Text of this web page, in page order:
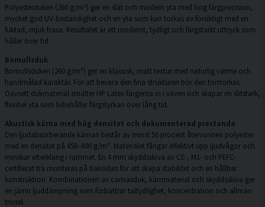
Polyesterduken (260 g/m²) ger en slät och modern yta med hög färgprecision,
mycket god UV-beständighet och en yta som kan torkas av försiktigt med en
fuktad, mjuk trasa. Resultatet är ett modernt, tydligt och färgstarkt uttryck som
håller över tid.
Bomullsduk
Bomullsduken (260 g/m²) ger en klassisk, matt textur med naturlig värme och
handmålad karaktär. För att bevara den fina strukturen bör den torrtorkas.
Oavsett dukmaterial smälter HP Latex-färgerna in i väven och skapar en slitstark,
flexibel yta som bibehåller färgstyrkan över lång tid.
Akustisk kärna med hög densitet och dokumenterad prestanda
Den ljudabsorberande kärnan består av minst 50 procent återvunnen polyester
med en densitet på 450–600 g/m². Materialet fångar effektivt upp ljudvågor och
minskar efterklang i rummet. En 4 mm skyddsskiva av CE-, M1- och PEFC-
certifierat trä monteras på baksidan för att skapa stabilitet och en hållbar
konstruktion. Kombinationen av canvasduk, kärnmaterial och skyddsskiva ger
en jämn ljuddämpning som förbättrar taltydlighet, koncentration och allmän
trivsel.